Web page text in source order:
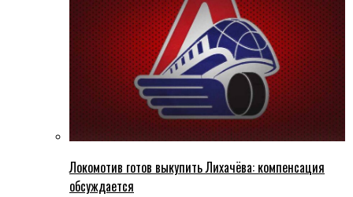
Локомотив готов выкупить Лихачёва: компенсация
обсуждается